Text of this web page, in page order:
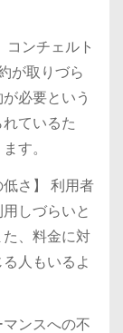
コンチェルト
が取りづら
必要という
ているた
す。
低さ】 利用者
しづらいと
、料金に対
人もいるよ
ンスへの不